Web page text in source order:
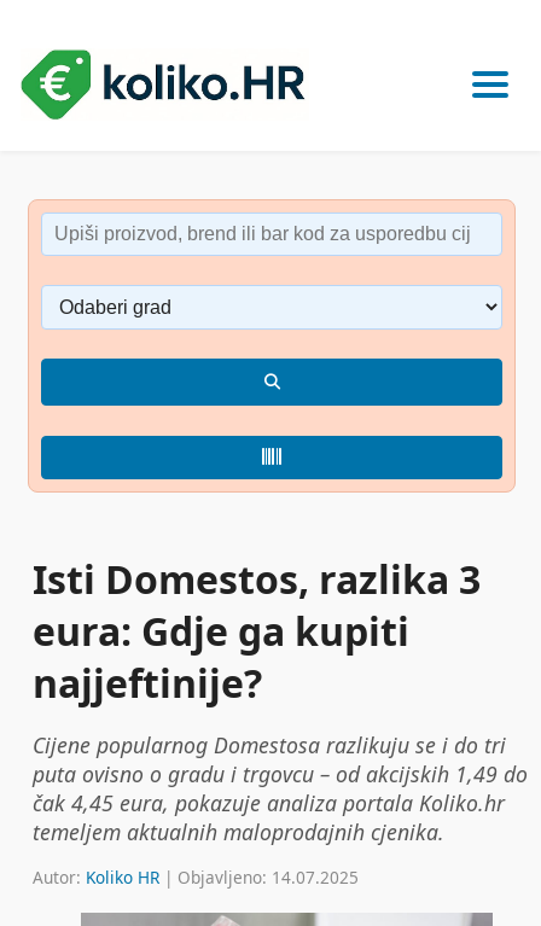
Isti Domestos, razlika 3
eura: Gdje ga kupiti
najjeftinije?
Cijene popularnog Domestosa razlikuju se i do tri
puta ovisno o gradu i trgovcu – od akcijskih 1,49 do
čak 4,45 eura, pokazuje analiza portala Koliko.hr
temeljem aktualnih maloprodajnih cjenika.
Autor: Koliko HR | Objavljeno: 14.07.2025